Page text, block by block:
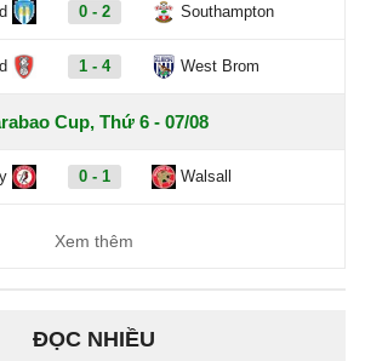
0 - 2 Southampton
1 - 4 West Brom
Cup, Thứ 6 - 07/08
0 - 1 Walsall
Xem thêm
ĐỌC NHIỀU